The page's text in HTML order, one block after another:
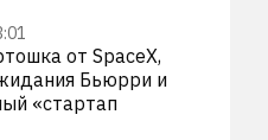
от SpaceX,
Бьюрри и
«стартап